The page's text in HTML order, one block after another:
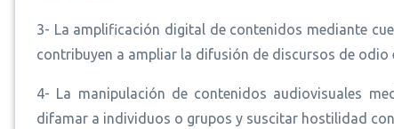
3- La amplificación digital de contenidos mediante
contribuyen a ampliar la difusión de discursos de odio
4- La manipulación de contenidos audiovisuales
difamar a individuos o grupos y suscitar hostilidad